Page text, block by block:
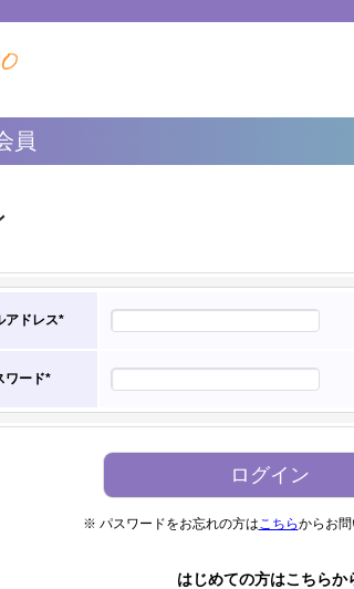
員
アドレス*
ワード*
※ パスワードをお忘れの方はこちらからお
はじめての方はこちらか